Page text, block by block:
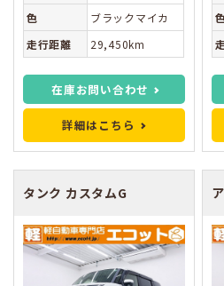
色
ブラックマイカ
走行距離
29,450km
在庫お問い合わせ
詳細はこちら
タンク カスタムG